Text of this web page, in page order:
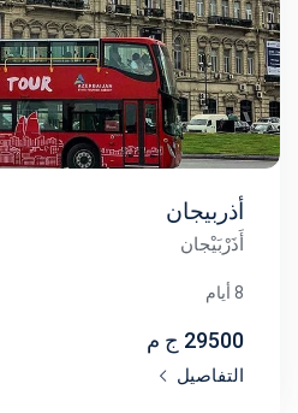
أذربيجان
أَذَرْبَيْجان
8 أيام
29500 ج م
التفاصيل